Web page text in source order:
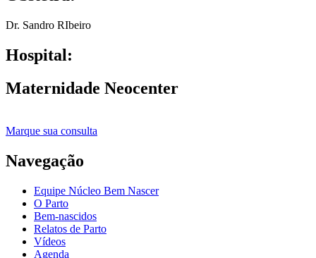
Dr. Sandro RIbeiro
Hospital:
Maternidade Neocenter
Marque sua consulta
Navegação
Equipe Núcleo Bem Nascer
O Parto
Bem-nascidos
Relatos de Parto
Vídeos
Agenda